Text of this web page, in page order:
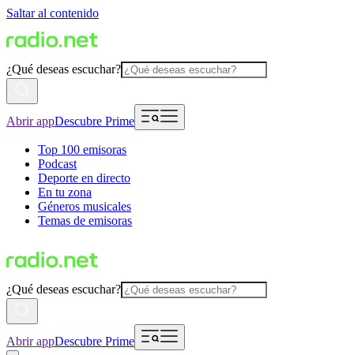
Saltar al contenido
¿Qué deseas escuchar?
Abrir appDescubre Prime
Top 100 emisoras
Podcast
Deporte en directo
En tu zona
Géneros musicales
Temas de emisoras
¿Qué deseas escuchar?
Abrir appDescubre Prime